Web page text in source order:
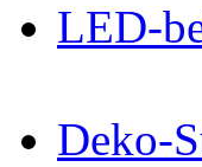
LED-
Deko-